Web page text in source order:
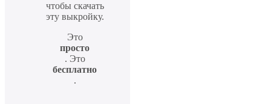
чтобы скачать
эту выкройку.
Это
просто
. Это
бесплатно
.